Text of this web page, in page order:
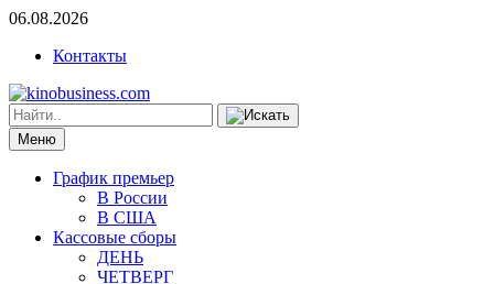
06.08.2026
Контакты
Меню
График премьер
В России
В США
Кассовые сборы
ДЕНЬ
ЧЕТВЕРГ